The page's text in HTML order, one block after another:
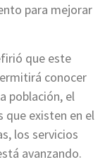
para mejorar
que este
conocer
población, el
que existen en el
los servicios
avanzando.